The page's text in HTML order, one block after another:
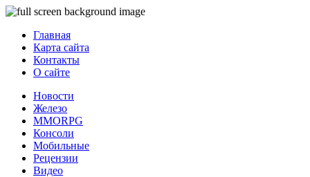
Главная
Карта сайта
Контакты
О сайте
Новости
Железо
MMORPG
Консоли
Мобильные
Рецензии
Видео